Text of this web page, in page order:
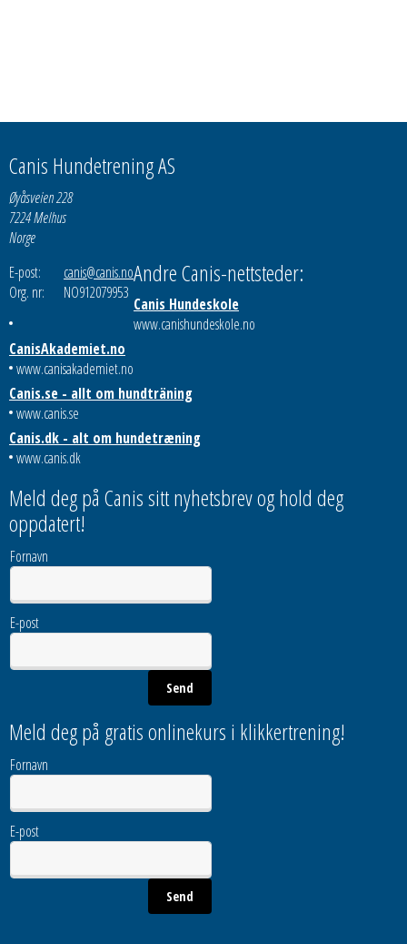
Canis Hundetrening AS
Øyåsveien 228
7224 Melhus
Norge
E-post:
canis@canis.no
Org. nr:
NO912079953
Andre Canis-nettsteder:
Canis Hundeskole
www.canishundeskole.no
CanisAkademiet.no
www.canisakademiet.no
Canis.se - allt om hundträning
www.canis.se
Canis.dk - alt om hundetræning
www.canis.dk
Meld deg på Canis sitt nyhetsbrev og hold deg
oppdatert!
Fornavn
E-post
Meld deg på gratis onlinekurs i klikkertrening!
Fornavn
E-post